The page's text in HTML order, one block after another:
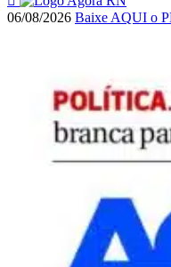
06/08/2026 Baixe AQUI o